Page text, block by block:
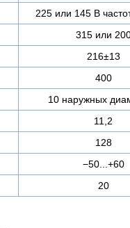
225 или 145 В
315 или
216±13
400
10 наружных
11,2
128
−50...+60
20